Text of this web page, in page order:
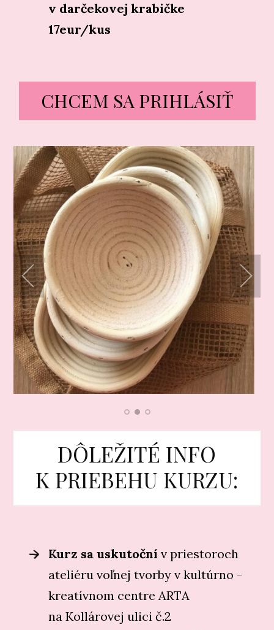
v darčekovej krabičke
17eur/kus
CHCEM SA PRIHLÁSIŤ
DÔLEŽITÉ INFO
K PRIEBEHU KURZU:
Kurz sa uskutoční v priestoroch
ateliéru voľnej tvorby v kultúrno -
kreatívnom centre ARTA
na Kollárovej ulici č.2